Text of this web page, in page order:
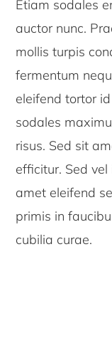
Etiam sodales
auctor nunc.
mollis turpis
fermentum
eleifend tortor
sodales
risus. Sed sit
efficitur. Sed
amet eleifend
primis in
cubilia curae.